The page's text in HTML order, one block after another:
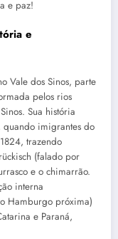
e paz!
e
Vale dos Sinos, parte
pelos rios
Sua história
quando imigrantes do
trazendo
(falado por
e o chimarrão.
interna
Hamburgo próxima)
e Paraná,